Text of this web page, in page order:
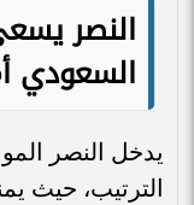
النصر
السعودي
يدخل النصر
الترتيب، حيث